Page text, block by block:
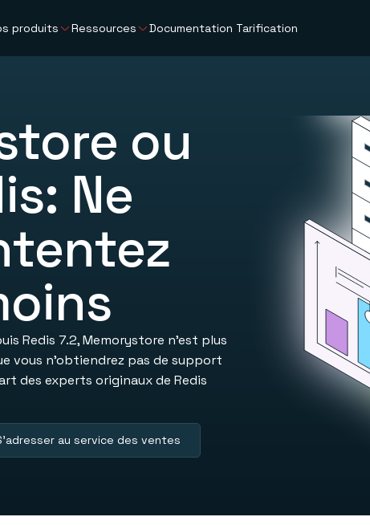
produits Ressources Documentation Tarification
ou
Ne
Redis 7.2, Memorystore n’est plus
vous n’obtiendrez pas de support
des experts originaux de Redis
au service des ventes